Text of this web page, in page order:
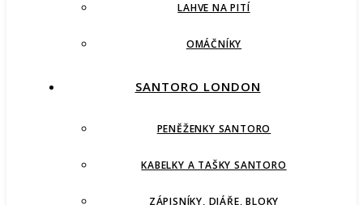
LAHVE NA PITÍ
OMÁČNÍKY
SANTORO LONDON
PENĚŽENKY SANTORO
KABELKY A TAŠKY SANTORO
ZÁPISNÍKY, DIÁŘE, BLOKY